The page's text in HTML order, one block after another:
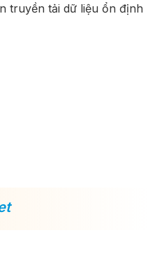
truyền tải dữ liệu ổn định